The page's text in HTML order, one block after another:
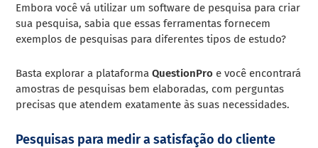
Embora você vá utilizar um software de pesquisa para criar
sua pesquisa, sabia que essas ferramentas fornecem
exemplos de pesquisas para diferentes tipos de estudo?
Basta explorar a plataformaQuestionPro e você encontrará
amostras de pesquisas bem elaboradas, com perguntas
precisas que atendem exatamente às suas necessidades.
Pesquisas para medir a satisfação do cliente